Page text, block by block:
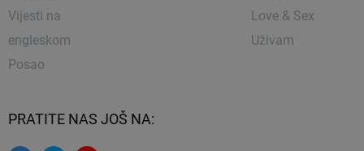
Vijesti na
engleskom
Posao
Love & Sex
Uživam
PRATITE NAS JOŠ NA: